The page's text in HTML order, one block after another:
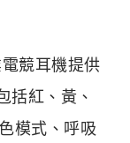
競耳機提供
括紅、黃、
模式、呼吸